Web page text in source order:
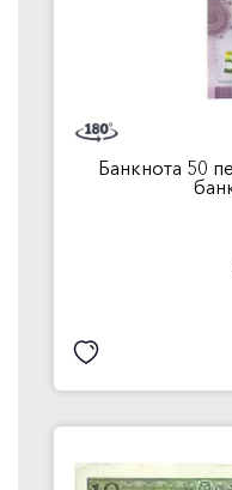
Банкнота 50